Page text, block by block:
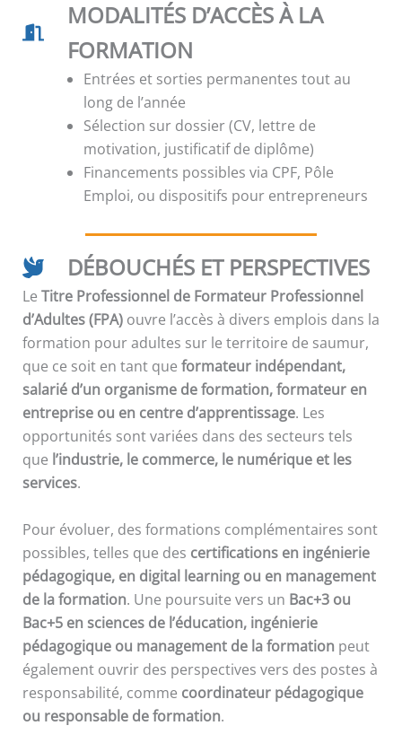
MODALITÉS D’ACCÈS À LA
FORMATION
Entrées et sorties permanentes tout au
long de l’année
Sélection sur dossier (CV, lettre de
motivation, justificatif de diplôme)
Financements possibles via CPF, Pôle
Emploi, ou dispositifs pour entrepreneurs
DÉBOUCHÉS ET PERSPECTIVES
Le Titre Professionnel de Formateur Professionnel
d’Adultes (FPA) ouvre l’accès à divers emplois dans la
formation pour adultes sur le territoire de saumur,
que ce soit en tant que formateur indépendant,
salarié d’un organisme de formation, formateur en
entreprise ou en centre d’apprentissage. Les
opportunités sont variées dans des secteurs tels
que l’industrie, le commerce, le numérique et les
services.
Pour évoluer, des formations complémentaires sont
possibles, telles que des certifications en ingénierie
pédagogique, en digital learning ou en management
de la formation. Une poursuite vers un Bac+3 ou
Bac+5 en sciences de l’éducation, ingénierie
pédagogique ou management de la formation peut
également ouvrir des perspectives vers des postes à
responsabilité, comme coordinateur pédagogique
ou responsable de formation.